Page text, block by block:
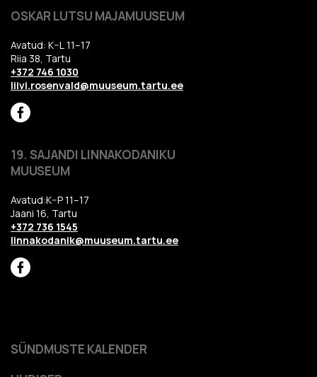
OSKAR LUTSU MAJAMUUSEUM
Avatud: K–L 11–17
Riia 38, Tartu
+372 746 1030
liivi.rosenvald@muuseum.tartu.ee
19. SAJANDI LINNAKODANIKU
MUUSEUM
Avatud:K–P 11–17
Jaani 16, Tartu
+372 736 1545
linnakodanik@muuseum.tartu.ee
SÜNDMUSTE KALENDER